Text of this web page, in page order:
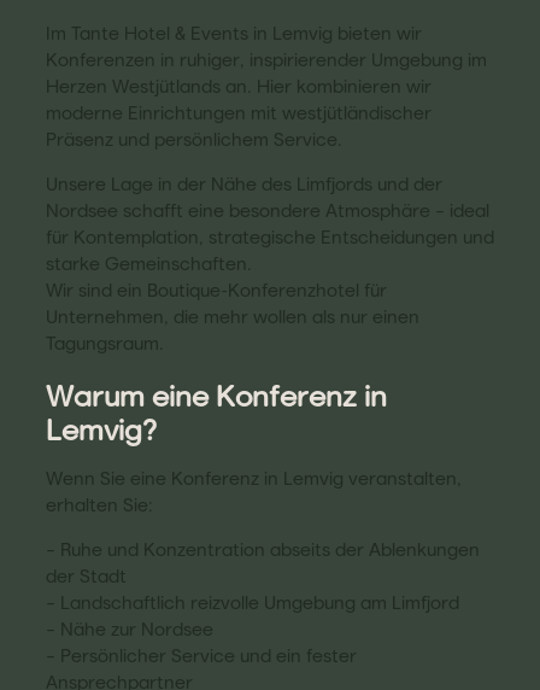
Im Tante Hotel & Events in Lemvig bieten wir
Konferenzen in ruhiger, inspirierender Umgebung im
Herzen Westjütlands an. Hier kombinieren wir
moderne Einrichtungen mit westjütländischer
Präsenz und persönlichem Service.
Unsere Lage in der Nähe des Limfjords und der
Nordsee schafft eine besondere Atmosphäre – ideal
für Kontemplation, strategische Entscheidungen und
starke Gemeinschaften.
Wir sind ein Boutique-Konferenzhotel für
Unternehmen, die mehr wollen als nur einen
Tagungsraum.
Warum eine Konferenz in
Lemvig?
Wenn Sie eine Konferenz in Lemvig veranstalten,
erhalten Sie:
– Ruhe und Konzentration abseits der Ablenkungen
der Stadt
– Landschaftlich reizvolle Umgebung am Limfjord
– Nähe zur Nordsee
– Persönlicher Service und ein fester
Ansprechpartner